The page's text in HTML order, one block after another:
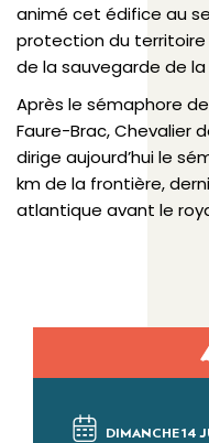
animé cet édifice au
protection du
de la sauvegarde de
Après le sémaphore
Faure-Brac, Chevalier
dirige aujourd’hui le
km de la frontière,
atlantique avant le
DIMANCHE 14